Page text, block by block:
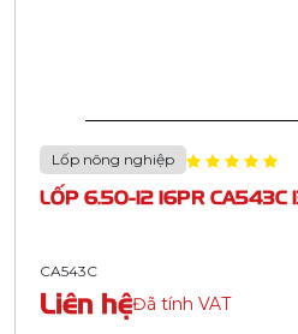
Lốp nông nghiệp
LỐP 6.50-12 16PR CA543C
CA543C
Liên hệĐã tính VAT